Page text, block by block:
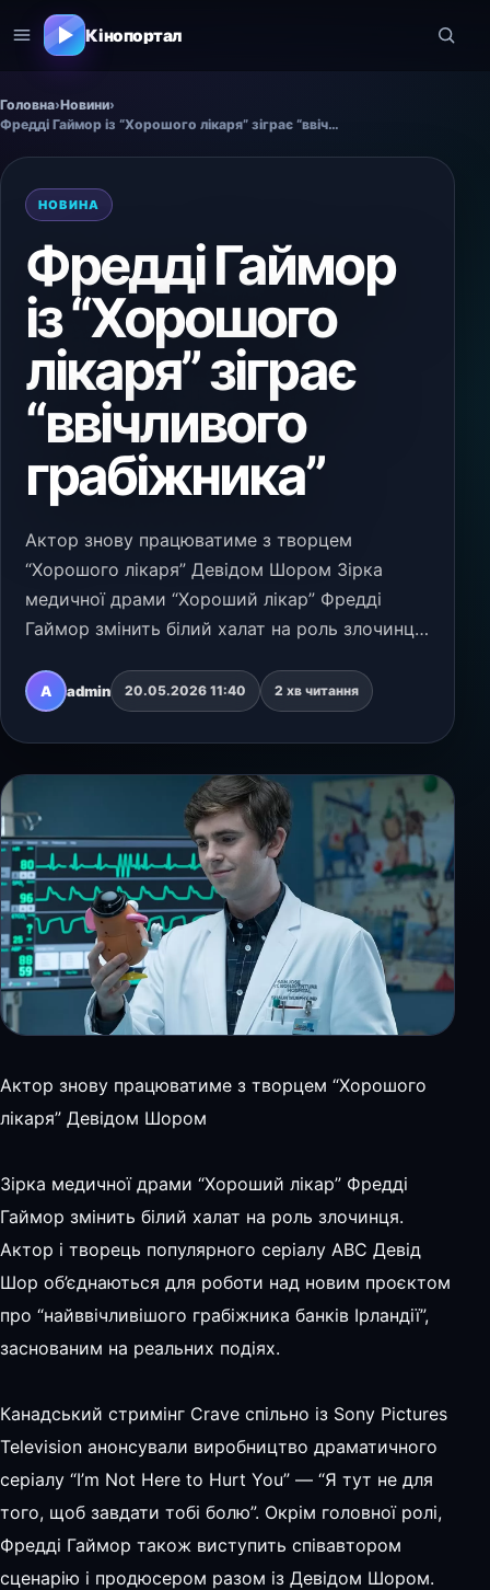
Кінопортал
Головна›Новини›
Фредді Гаймор із “Хорошого лікаря” зіграє “ввічливого грабіжника”
НОВИНА
Фредді Гаймор
із “Хорошого
лікаря” зіграє
“ввічливого
грабіжника”
Актор знову працюватиме з творцем
“Хорошого лікаря” Девідом Шором Зірка
медичної драми “Хороший лікар” Фредді
Гаймор змінить білий халат на роль злочинця.
Девід Шор об’єднаються для роботи над
новим проєктом про “найввіч…
A admin 20.05.2026 11:40 2 хв читання
Актор знову працюватиме з творцем “Хорошого
лікаря” Девідом Шором
Зірка медичної драми “Хороший лікар” Фредді
Гаймор змінить білий халат на роль злочинця.
Актор і творець популярного серіалу ABC Девід
Шор об’єднаються для роботи над новим проєктом
про “найввічливішого грабіжника банків Ірландії”,
заснованим на реальних подіях.
Канадський стримінг Crave спільно із Sony Pictures
Television анонсували виробництво драматичного
серіалу “I’m Not Here to Hurt You” — “Я тут не для
того, щоб завдати тобі болю”. Окрім головної ролі,
Фредді Гаймор також виступить співавтором
сценарію і продюсером разом із Девідом Шором.